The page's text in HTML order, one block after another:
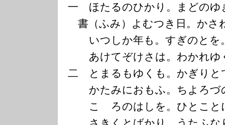
一 ほたるのひかり。まどのゆ
書（ふみ）よむつき日。かさ
いつしか年も。すぎのとを
あけてぞけさは。わかれゆ
二 とまるもゆくも。かぎりと
かたみにおもふ。ちよろづ
こゝろのはしを。ひとこと